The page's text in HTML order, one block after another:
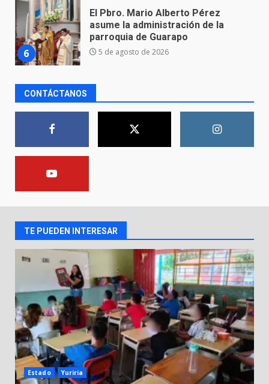
7
FISCALÍA GENERAL DEL ESTADO
FORTALECE LA SEGURIDAD Y LA
LEGALIDAD CON LA
TRANSFERENCIA DE ARMAS DE
FUEGO A LA SECRETARÍA DE LA
vidas.
8 de agosto de 2026
2
Inauguran la Galería Historia y
Arte en Cartonería
7 de agosto de 2026
4
Valle de Santiago refuerza
seguridad con nuevas unidades
7 de agosto de 2026
CONTÁCTANOS
TE PUEDEN INTERESAR
Estado Yuriria